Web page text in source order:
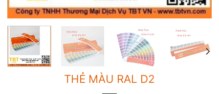
THẺ MÀU RAL D2